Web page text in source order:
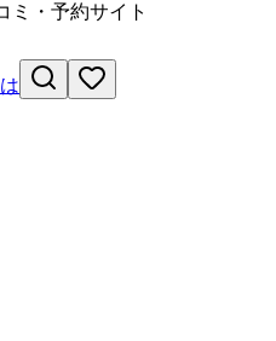
ミ・予約サイト